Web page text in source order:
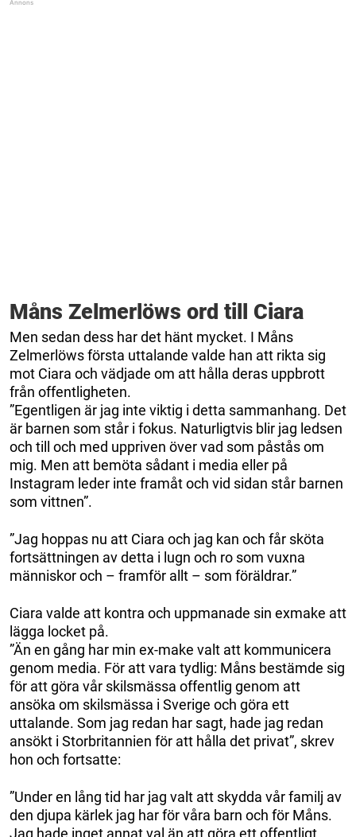
Måns Zelmerlöws ord till Ciara
Men sedan dess har det hänt mycket. I Måns
Zelmerlöws första uttalande valde han att rikta sig
mot Ciara och vädjade om att hålla deras uppbrott
från offentligheten.
”Egentligen är jag inte viktig i detta sammanhang. Det
är barnen som står i fokus. Naturligtvis blir jag ledsen
och till och med uppriven över vad som påstås om
mig. Men att bemöta sådant i media eller på
Instagram leder inte framåt och vid sidan står barnen
som vittnen”.
”Jag hoppas nu att Ciara och jag kan och får sköta
fortsättningen av detta i lugn och ro som vuxna
människor och – framför allt – som föräldrar.”
Ciara valde att kontra och uppmanade sin exmake att
lägga locket på.
”Än en gång har min ex-make valt att kommunicera
genom media. För att vara tydlig: Måns bestämde sig
för att göra vår skilsmässa offentlig genom att
ansöka om skilsmässa i Sverige och göra ett
uttalande. Som jag redan har sagt, hade jag redan
ansökt i Storbritannien för att hålla det privat”, skrev
hon och fortsatte:
”Under en lång tid har jag valt att skydda vår familj av
den djupa kärlek jag har för våra barn och för Måns.